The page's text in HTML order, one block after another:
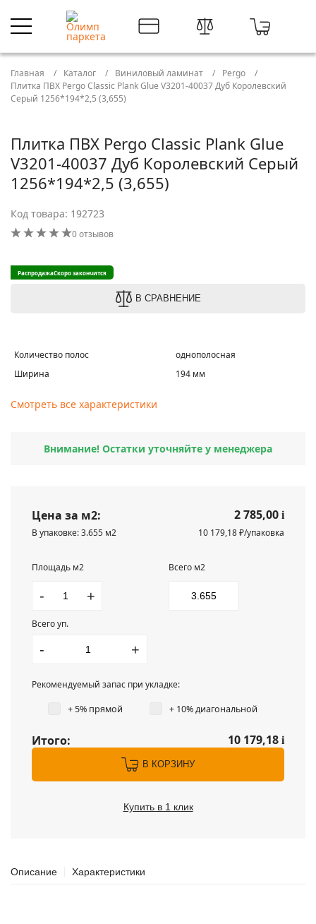
Главная Каталог Виниловый ламинат
Pergo
Плитка ПВХ Pergo Classic Plank Glue V3201-40037 Дуб Королевский
Серый 1256*194*2,5 (3,655)
Плитка ПВХ Pergo Classic Plank Glue
V3201-40037 Дуб Королевский Серый
1256*194*2,5 (3,655)
Код товара: 192723
0 отзывов
РаспродажаСкоро закончится
В СРАВНЕНИЕ
Количество полос
однополосная
Ширина
194 мм
Смотреть все характеристики
Внимание! Остатки уточняйте у менеджера
Цена за м2: 2 785,00 i
В упаковке: 3.655 м2
10 179,18 ₽/упаковка
Площадь м2
- +
Всего м2
Всего уп.
- +
Рекомендуемый запас при укладке:
+ 5% прямой + 10% диагональной
Итого: 10 179,18 i
В КОРЗИНУ
Купить в 1 клик
Описание Характеристики